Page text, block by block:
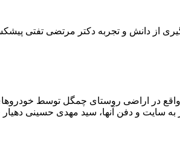
واقع در اراضی روستای چمگل توسط